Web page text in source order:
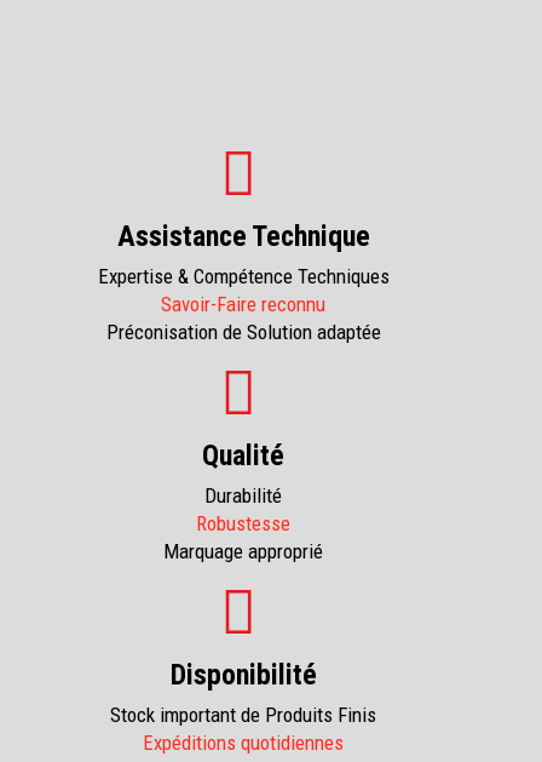
Assistance Technique
Expertise & Compétence Techniques
Savoir-Faire reconnu
Préconisation de Solution adaptée
Qualité
Durabilité
Robustesse
Marquage approprié
Disponibilité
Stock important de Produits Finis
Expéditions quotidiennes